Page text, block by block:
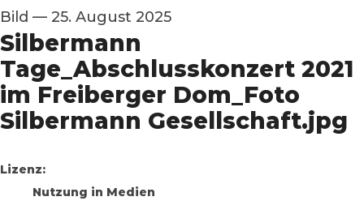
Bild — 25. August 2025
Silbermann
Tage_Abschlusskonzert 2021
im Freiberger Dom_Foto
Silbermann Gesellschaft.jpg
go to media item
Lizenz:
Nutzung in Medien